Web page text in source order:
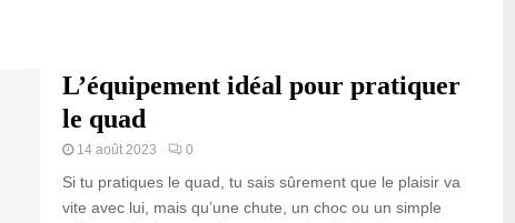
L’équipement idéal pour pratiquer
le quad
14 août 2023 0
Si tu pratiques le quad, tu sais sûrement que le plaisir va
vite avec lui, mais qu’une chute, un choc ou un simple